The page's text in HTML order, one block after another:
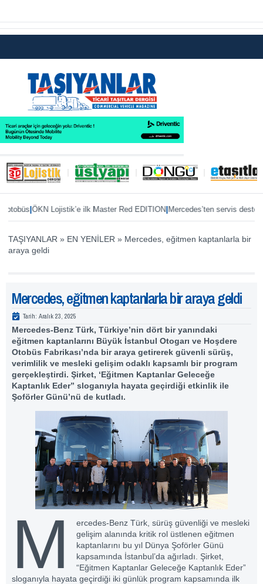
|ÖKN Lojistik’e ilk Master Red EDITION|Mercedes’ten servis desteği|
TAŞIYANLAR » EN YENİLER » Mercedes, eğitmen kaptanlarla bir
araya geldi
Mercedes, eğitmen kaptanlarla bir araya geldi
Tarih: Aralık 23, 2025
Mercedes-Benz Türk, Türkiye’nin dört bir yanındaki
eğitmen kaptanlarını Büyük İstanbul Otogarı ve Hoşdere
Otobüs Fabrikası’nda bir araya getirerek güvenli sürüş,
verimlilik ve mesleki gelişim odaklı kapsamlı bir program
gerçekleştirdi. Şirket, ‘Eğitmen Kaptanlar Geleceğe
Kaptanlık Eder” sloganıyla hayata geçirdiği etkinlik ile
Şoförler Günü’nü de kutladı.
M
ercedes-Benz Türk, sürüş güvenliği ve mesleki
gelişim alanında kritik rol üstlenen eğitmen
kaptanlarını bu yıl Dünya Şoförler Günü
kapsamında İstanbul’da ağırladı. Şirket,
“Eğitmen Kaptanlar Geleceğe Kaptanlık Eder”
sloganıyla hayata geçirdiği iki günlük program kapsamında ilk